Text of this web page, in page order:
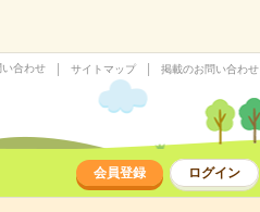
合わせ サイトマップ 掲載のお問い合わせ
会員登録 ログイン